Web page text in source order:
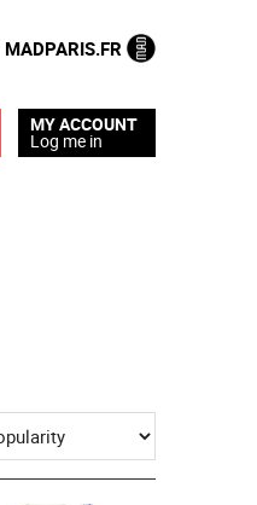
MY ACCOUNT
Log me in
MADPARIS.FR